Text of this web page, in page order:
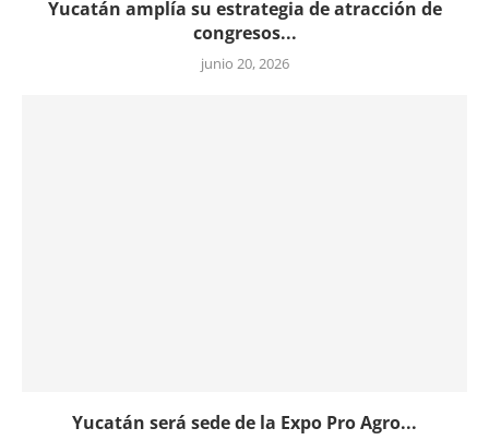
Yucatán amplía su estrategia de atracción de
congresos...
junio 20, 2026
Yucatán será sede de la Expo Pro Agro...